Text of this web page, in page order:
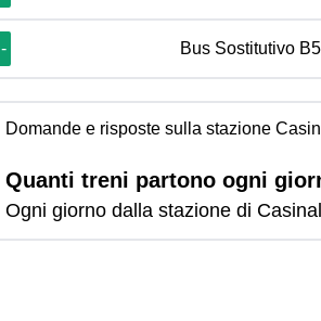
- Bus Sostitutivo
Domande e risposte sulla stazione
Quanti treni partono ogni
Ogni giorno dalla stazione di